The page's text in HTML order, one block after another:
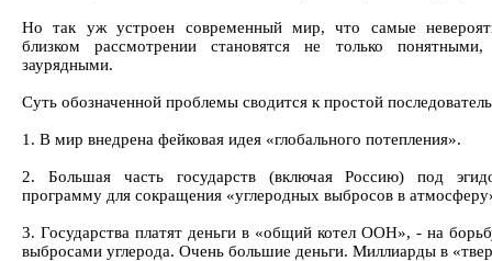
Но так уж устроен современный мир, что самые
близком рассмотрении становятся не только
заурядными.
Суть обозначенной проблемы сводится к простой
1. В мир внедрена фейковая идея «глобального потепления».
2. Большая часть государств (включая Россию) под
программу для сокращения «углеродных выбросов в
3. Государства платят деньги в «общий котел ООН», - на
выбросами углерода. Очень большие деньги. Миллиарды в